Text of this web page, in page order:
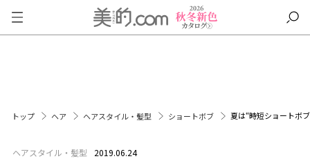
トップ ヘア ヘアスタイル・髪型 ショートボブ 夏は“時短ショートボ
ヘアスタイル・髪型 2019.06.24